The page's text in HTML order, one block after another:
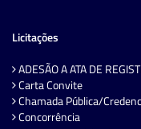
Licitações
ADESÃO A ATA DE
Carta Convite
Chamada Pública/
Concorrência